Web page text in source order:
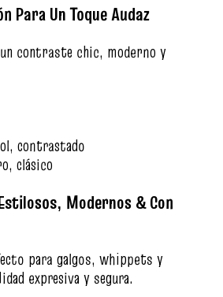
Para Un Toque Audaz
contraste chic, moderno y
contrastado
clásico
Modernos & Con
para galgos, whippets y
expresiva y segura.